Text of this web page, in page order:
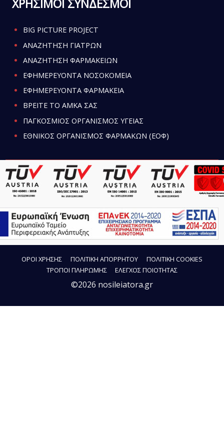
ΧΡΗΣΙΜΟΙ ΣΥΝΔΕΣΜΟΙ
BIG PICTURE PROJECT
ΑΝΑΖΗΤΗΣΗ ΓΙΑΤΡΩΝ
ΑΝΑΖΗΤΗΣΗ ΦΑΡΜΑΚΕΙΩΝ
ΕΦΗΜΕΡΕΥΟΝΤΑ ΝΟΣΟΚΟΜΕΙΑ
ΕΦΗΜΕΡΕΥΟΝΤΑ ΦΑΡΜΑΚΕΙΑ
ΒΡΕΙΤΕ ΤΟ ΑΜΚΑ ΣΑΣ
ΠΑΓΚΟΣΜΙΟΣ ΟΡΓΑΝΙΣΜΟΣ ΥΓΕΙΑΣ
ΕΘΝΙΚΟΣ ΟΡΓΑΝΙΣΜΟΣ ΦΑΡΜΑΚΩΝ (ΕΟΦ)
ΟΡΟΙ ΧΡΗΣΗΣ ΠΟΛΙΤΙΚΗ ΑΠΟΡΡΗΤΟΥ
ΠΟΛΙΤΙΚΗ COOKIES
ΤΡΟΠΟΙ ΠΛΗΡΩΜΗΣ
ΕΛΕΓΧΟΣ ΠΟΙΟΤΗΤΑΣ
©2026 nosileiatora.gr